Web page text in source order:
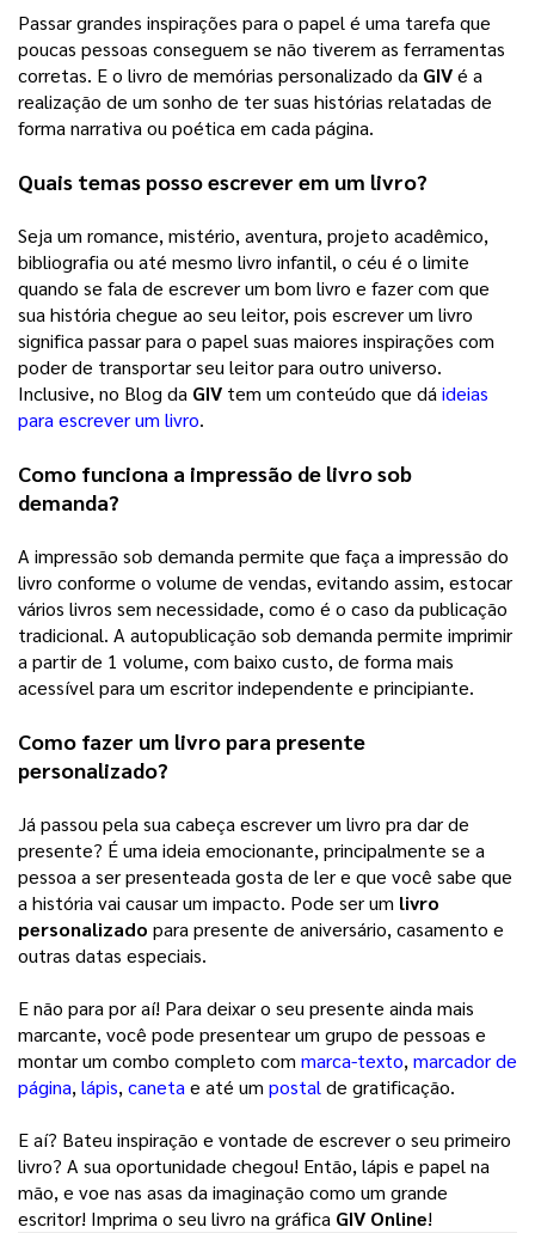
Passar grandes inspirações para o papel é uma tarefa que
poucas pessoas conseguem se não tiverem as ferramentas
corretas. E o livro de memórias personalizado da GIV é a
realização de um sonho de ter suas histórias relatadas de
forma narrativa ou poética em cada página.
Quais temas posso escrever em um livro?
Seja um romance, mistério, aventura, projeto acadêmico,
bibliografia ou até mesmo livro infantil, o céu é o limite
quando se fala de escrever um bom livro e fazer com que
sua história chegue ao seu leitor, pois escrever um livro
significa passar para o papel suas maiores inspirações com
poder de transportar seu leitor para outro universo.
Inclusive, no Blog da GIV tem um conteúdo que dá ideias
para escrever um livro.
Como funciona a impressão de livro sob
demanda?
A impressão sob demanda permite que faça a impressão do
livro conforme o volume de vendas, evitando assim, estocar
vários livros sem necessidade, como é o caso da publicação
tradicional. A autopublicação sob demanda permite imprimir
a partir de 1 volume, com baixo custo, de forma mais
acessível para um escritor independente e principiante.
Como fazer um livro para presente
personalizado?
Já passou pela sua cabeça escrever um livro pra dar de
presente? É uma ideia emocionante, principalmente se a
pessoa a ser presenteada gosta de ler e que você sabe que
a história vai causar um impacto. Pode ser um livro
personalizado para presente de aniversário, casamento e
outras datas especiais.
E não para por aí! Para deixar o seu presente ainda mais
marcante, você pode presentear um grupo de pessoas e
montar um combo completo com marca-texto, marcador de
página, lápis, canetae até um postalde gratificação.
E aí? Bateu inspiração e vontade de escrever o seu primeiro
livro? A sua oportunidade chegou! Então, lápis e papel na
mão, e voe nas asas da imaginação como um grande
escritor! Imprima o seu livro na gráfica GIV Online!